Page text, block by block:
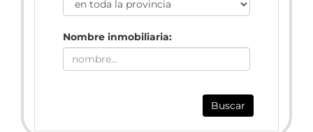
Nombre inmobiliaria:
Buscar